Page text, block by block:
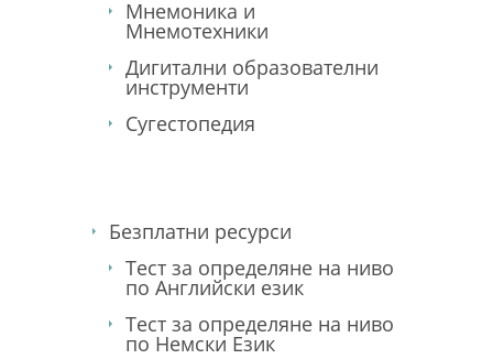
Мнемоника и
Мнемотехники
Дигитални образователни
инструменти
Сугестопедия
Безплатни ресурси
Тест за определяне на ниво
по Английски език
Тест за определяне на ниво
по Немски Език